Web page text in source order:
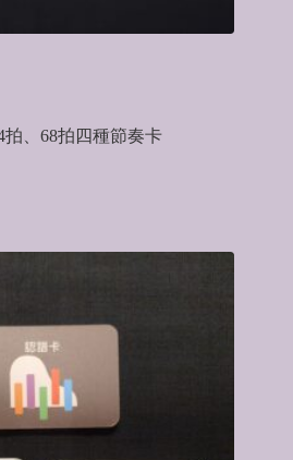
拍、68拍四種節奏卡